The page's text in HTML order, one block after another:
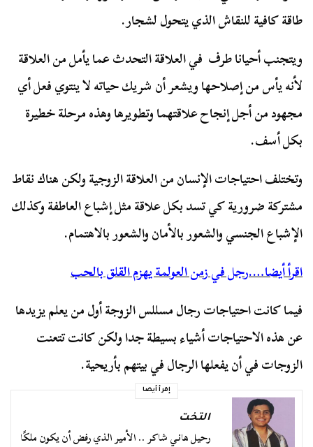
طاقة كافية للنقاش الذي يتحول لشجار.
ويتجنب أحيانا طرف في العلاقة التحدث عما يأمل من العلاقة
لأنه يأس من إصلاحها ويشعر أن شريك حياته لا ينتوي فعل أي
مجهود من أجل إنجاح علاقتهما وتطويرها وهذه مرحلة خطيرة
بكل أسف.
وتختلف احتياجات الإنسان من العلاقة الزوجية ولكن هناك نقاط
مشتركة ضرورية كي تسد بكل علاقة مثل إشباع العاطفة وكذلك
الإشباع الجنسي والشعور بالأمان والشعور بالاهتمام.
اقرأ أيضا….رجل في زمن العولمة يهزم القلق بالحب
فيما كانت احتياجات رجال مسللس الزوجة أول من يعلم يزيدها
عن هذه الاحتياجات أشياء بسيطة جدا ولكن كانت تتعنت
الزوجات في أن يفعلها الرجال في بيتهم بأريحية.
إقرأ أيضا
التخت
رحيل هاني شاكر .. الأمير الذي رفض أن يكون ملكًا